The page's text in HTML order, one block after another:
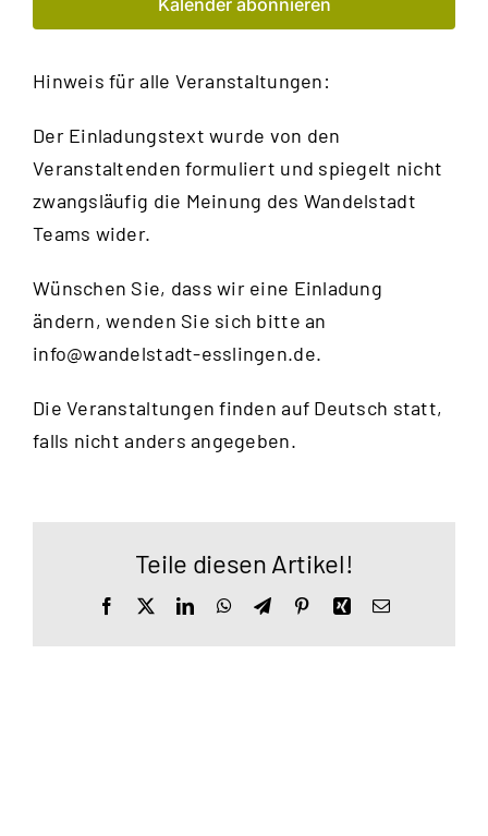
Hinweis für alle Veranstaltungen:
Der Einladungstext wurde von den
Veranstaltenden formuliert und spiegelt nicht
zwangsläufig die Meinung des Wandelstadt
Teams wider.
Wünschen Sie, dass wir eine Einladung
ändern, wenden Sie sich bitte an
info@wandelstadt-esslingen.de.
Die Veranstaltungen finden auf Deutsch statt,
falls nicht anders angegeben.
Teile diesen Artikel!
Facebook LinkedInWhatsApp
TelegramPinterestXingE-